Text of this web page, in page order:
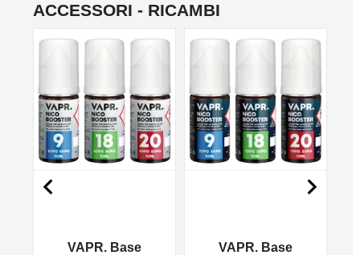
ACCESSORI - RICAMBI
VAPR. Base
VAPR. Base
 